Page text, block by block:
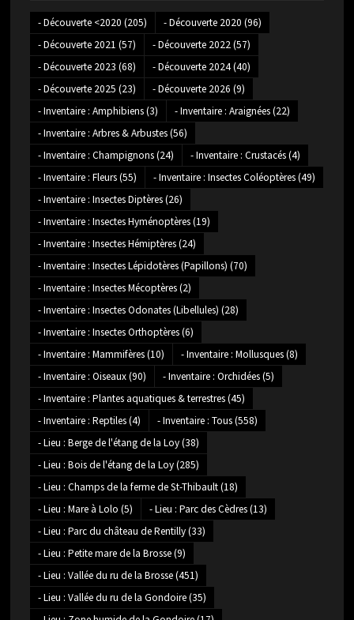
- Découverte <2020 (205) - Découverte 2020 (96)
- Découverte 2021 (57) - Découverte 2022(57)
- Découverte 2023 (68) - Découverte 2024(40)
- Découverte 2025 (23) - Découverte 2026 (9)
- Inventaire : Amphibiens(3) - Inventaire : Araignées(22)
- Inventaire : Arbres & Arbustes(56)
- Inventaire : Champignons(24) - Inventaire : Crustacés(4)
- Inventaire : Fleurs(55) - Inventaire : Insectes Coléoptères(49)
- Inventaire : Insectes Diptères(26)
- Inventaire : Insectes Hyménoptères(19)
- Inventaire : Insectes Hémiptères(24)
- Inventaire : Insectes Lépidotères (Papillons) (70)
- Inventaire : Insectes Mécoptères(2)
- Inventaire : Insectes Odonates (Libellules) (28)
- Inventaire : Insectes Orthoptères(6)
- Inventaire : Mammifères(10) - Inventaire : Mollusques(8)
- Inventaire : Oiseaux(90) - Inventaire : Orchidées(5)
- Inventaire : Plantes aquatiques & terrestres(45)
- Inventaire : Reptiles(4) - Inventaire : Tous(558)
- Lieu : Berge de l'étang de la Loy(38)
- Lieu : Bois de l'étang de la Loy(285)
- Lieu : Champs de la ferme de St-Thibault(18)
- Lieu : Mare à Lolo (5) - Lieu : Parc des Cèdres(13)
- Lieu : Parc du château de Rentilly(33)
- Lieu : Petite mare de la Brosse(9)
- Lieu : Vallée du ru de la Brosse(451)
- Lieu : Vallée du ru de la Gondoire(35)